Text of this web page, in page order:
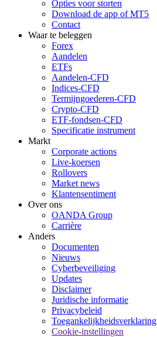
Opties voor storten
Download de app of MT5
Contact
Waar te beleggen
Forex
Aandelen
ETFs
Aandelen-CFD
Indices-CFD
Termijngoederen-CFD
Crypto-CFD
ETF-fondsen-CFD
Specificatie instrument
Markt
Corporate actions
Live-koersen
Rollovers
Market news
Klantensentiment
Over ons
OANDA Group
Carrière
Anders
Documenten
Nieuws
Cyberbeveiliging
Updates
Disclaimer
Juridische informatie
Privacybeleid
Toegankelijkheidsverklaring
Cookie-instellingen